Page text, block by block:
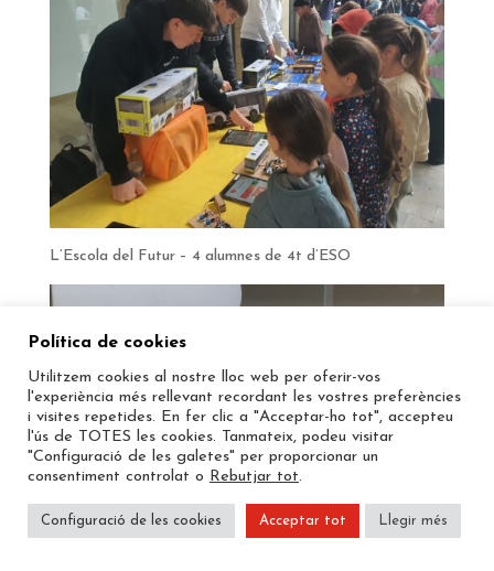
L’Escola del Futur – 4 alumnes de 4t d’ESO
Política de cookies
Utilitzem cookies al nostre lloc web per oferir-vos
l'experiència més rellevant recordant les vostres preferències
i visites repetides. En fer clic a "Acceptar-ho tot", accepteu
l'ús de TOTES les cookies. Tanmateix, podeu visitar
"Configuració de les galetes" per proporcionar un
consentiment controlat o Rebutjar tot.
Configuració de les cookies Acceptar tot Llegir més